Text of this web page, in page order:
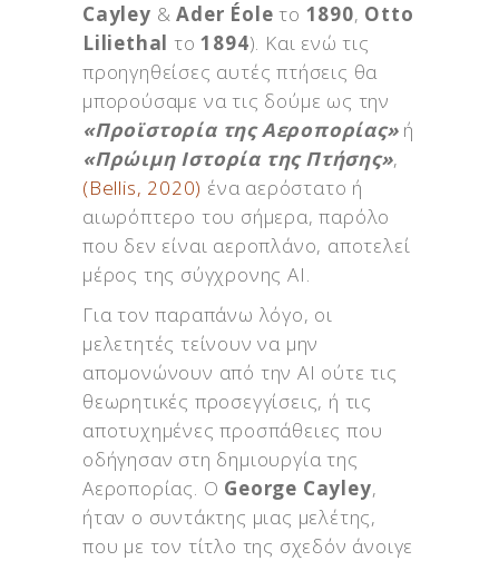
Cayley &Ader Éole το 1890, Otto
Liliethal το1894). Και ενώ τις
προηγηθείσες αυτές πτήσεις θα
μπορούσαμε να τις δούμε ως την
«Προϊστορία της Αεροπορίας»ή
«Πρώιμη Ιστορία της Πτήσης»,
(Bellis, 2020) ένα αερόστατο ή
αιωρόπτερο του σήμερα, παρόλο
που δεν είναι αεροπλάνο, αποτελεί
μέρος της σύγχρονης ΑΙ.
Για τον παραπάνω λόγο, οι
μελετητές τείνουν να μην
απομονώνουν από την ΑΙ ούτε τις
θεωρητικές προσεγγίσεις, ή τις
αποτυχημένες προσπάθειες που
οδήγησαν στη δημιουργία της
Αεροπορίας. Ο George Cayley,
ήταν ο συντάκτης μιας μελέτης,
που με τον τίτλο της σχεδόν άνοιγε